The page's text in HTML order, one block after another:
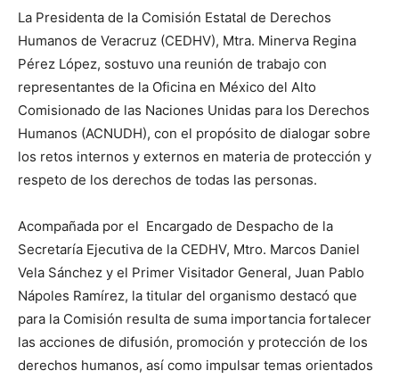
La Presidenta de la Comisión Estatal de Derechos
Humanos de Veracruz (CEDHV), Mtra. Minerva Regina
Pérez López, sostuvo una reunión de trabajo con
representantes de la Oficina en México del Alto
Comisionado de las Naciones Unidas para los Derechos
Humanos (ACNUDH), con el propósito de dialogar sobre
los retos internos y externos en materia de protección y
respeto de los derechos de todas las personas.
Acompañada por el Encargado de Despacho de la
Secretaría Ejecutiva de la CEDHV, Mtro. Marcos Daniel
Vela Sánchez y el Primer Visitador General, Juan Pablo
Nápoles Ramírez, la titular del organismo destacó que
para la Comisión resulta de suma importancia fortalecer
las acciones de difusión, promoción y protección de los
derechos humanos, así como impulsar temas orientados